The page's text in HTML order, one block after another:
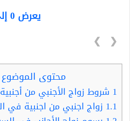
يعرض 0 إلى 0 من أصل 0 سجلّ
❮
❯
محتوى الموضوع
1 شروط زواج الأجنبي من
1.1 زواج اجنبي من اجنبية في